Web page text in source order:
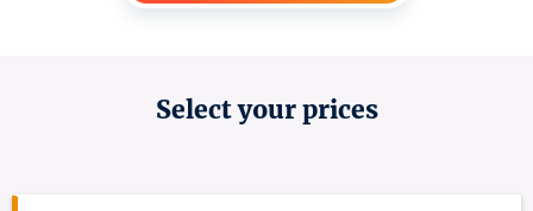
Select your prices